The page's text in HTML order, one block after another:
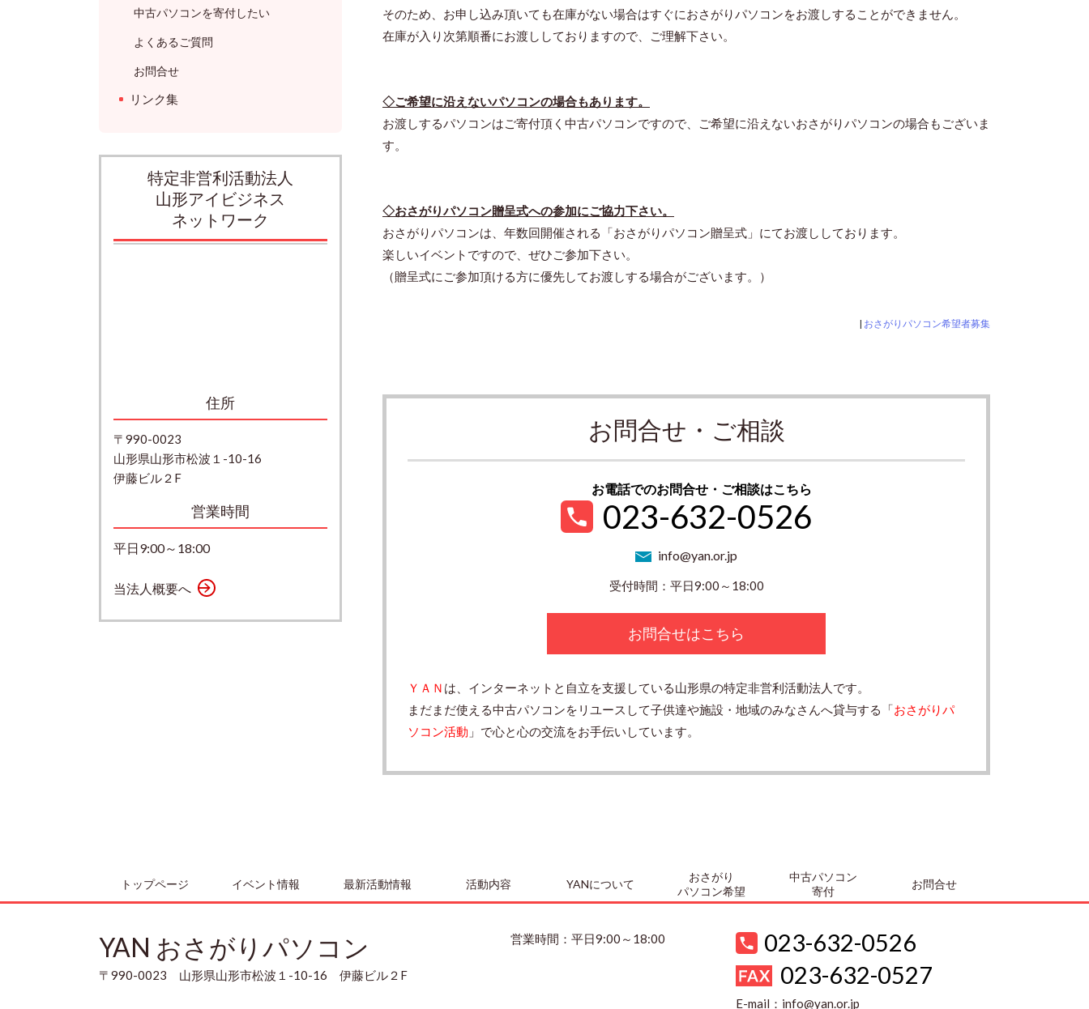
そのため、お申し込み頂いても在庫がない場合はすぐにおさがりパソコンをお渡しすることができません。
在庫が入り次第順番にお渡ししておりますので、ご理解下さい。
◇ご希望に沿えないパソコンの場合もあります。
お渡しするパソコンはご寄付頂く中古パソコンですので、ご希望に沿えないおさがりパソコンの場合もございま
す。
◇おさがりパソコン贈呈式への参加にご協力下さい。
おさがりパソコンは、年数回開催される「おさがりパソコン贈呈式」にてお渡ししております。
楽しいイベントですので、ぜひご参加下さい。
（贈呈式にご参加頂ける方に優先してお渡しする場合がございます。）
おさがりパソコン希望者募集
お問合せ・ご相談
お電話でのお問合せ・ご相談はこちら
023-632-0526
info@yan.or.jp
受付時間：平日9:00～18:00
お問合せはこちら
ＹＡＮ は、インターネットと自立を支援している山形県の特定非営利活動法人です。
まだまだ使える中古パソコンをリユースして子供達や施設・地域のみなさんへ貸与する「おさがりパ
ソコン活動 」で心と心の交流をお手伝いしています。
中古パソコンを寄付したい
よくあるご質問
お問合せ
リンク集
特定非営利活動法人
山形アイビジネス
ネットワーク
住所
〒990-0023
山形県山形市松波１-10-16
伊藤ビル２F
営業時間
平日9:00～18:00
当法人概要へ
トップページ イベント情報 最新活動情報 活動内容 YANについて
おさがり
パソコン希望
中古パソコン
寄付
お問合せ
YAN おさがりパソコン
〒990-0023 山形県山形市松波１-10-16 伊藤ビル２F
営業時間：平日9:00～18:00
023-632-0526
023-632-0527
E-mail： info@yan.or.jp